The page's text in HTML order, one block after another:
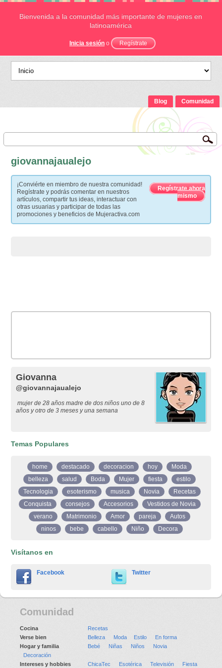
Bienvenida a la comunidad más importante de mujeres en
latinoamérica
Inicia sesión o Regístrate
Blog Comunidad
giovannajaualejo
¡Conviérte en miembro de nuestra comunidad!
Regístrate y podrás comentar en nuestros
artículos, compartir tus ideas, interactuar con
otras usuarias y participar de todas las
promociones y beneficios de Mujeractiva.com
Regístrate ahora
mismo
Giovanna
@giovannajaualejo
mujer de 28 años madre de dos niños uno de 8
años y otro de 3 meses y una semana
Temas Populares
home destacado decoracion hoy
Moda
belleza
salud Boda Mujer fiesta
estilo
Tecnologia
esoterismo musica Novia
Recetas
Conquista
consejos Accesorios
Vestidos de Novia
verano
Matrimonio Amor pareja
Autos
ninos
bebe cabello Niño Decora
Visítanos en
Facebook Twitter
Comunidad
Cocina
Recetas
Verse bien
Belleza Moda Estilo
En forma
Hogar y familia
Bebé Niñas Niños
Novia
Decoración
Intereses y hobbies
ChicaTec Esotérica Televisión Fiesta